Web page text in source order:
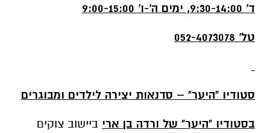
ד' 9:30-14:00, ימים ה'-ו' 9:00-15:00
טל' 052-4073078
סטודיו "היער" – סדנאות יצירה לילדים ומבוגרים
בסטודיו "היער" של ורדה בן ארי ביישוב צוקים